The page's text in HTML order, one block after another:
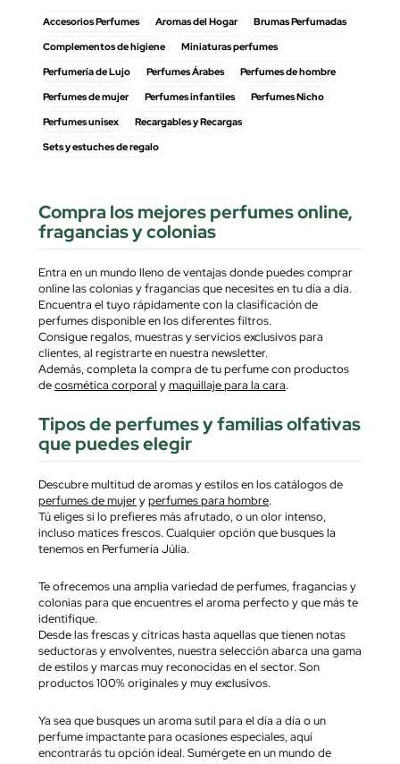
Accesorios Perfumes Aromas del Hogar
Brumas Perfumadas
Complementos de higiene
Miniaturas perfumes
Perfumería de Lujo
Perfumes Árabes
Perfumes de hombre
Perfumes de mujer
Perfumes infantiles
Perfumes Nicho
Perfumes unisex
Recargables y Recargas
Sets y estuches de regalo
Compra los mejores perfumes online,
fragancias y colonias
Entra en un mundo lleno de ventajas donde puedes comprar
online las colonias y fragancias que necesites en tu día a día.
Encuentra el tuyo rápidamente con la clasificación de
perfumes disponible en los diferentes filtros.
Consigue regalos, muestras y servicios exclusivos para
clientes, al registrarte en nuestra newsletter.
Además, completa la compra de tu perfume con productos
decosmética corporal ymaquillaje para la cara.
Tipos de perfumes y familias olfativas
que puedes elegir
Descubre multitud de aromas y estilos en los catálogos de
perfumes de mujeryperfumes para hombre.
Tú eliges si lo prefieres más afrutado, o un olor intenso,
incluso matices frescos. Cualquier opción que busques la
tenemos en Perfumería Júlia.
Te ofrecemos una amplia variedad de perfumes, fragancias y
colonias para que encuentres el aroma perfecto y que más te
identifique.
Desde las frescas y cítricas hasta aquellas que tienen notas
seductoras y envolventes, nuestra selección abarca una gama
de estilos y marcas muy reconocidas en el sector. Son
productos 100% originales y muy exclusivos.
Ya sea que busques un aroma sutil para el día a día o un
perfume impactante para ocasiones especiales, aquí
encontrarás tu opción ideal. Sumérgete en un mundo de